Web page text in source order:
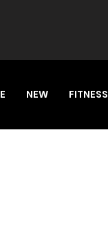
NEW FITNESS